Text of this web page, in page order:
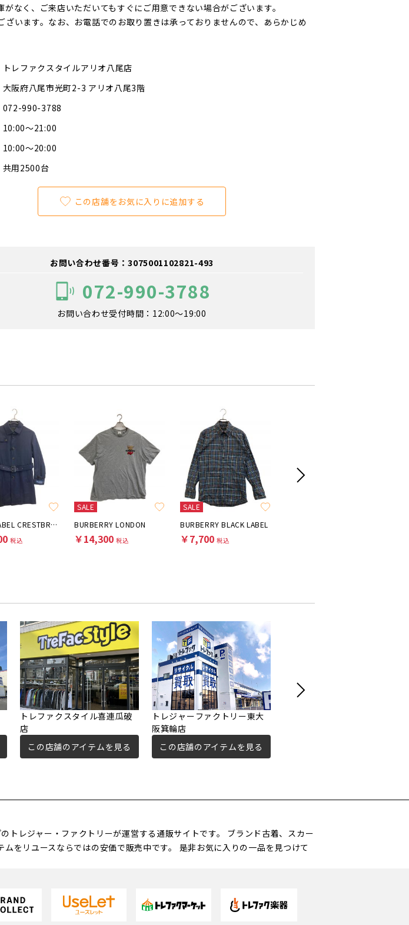
なく、ご来店いただいてもすぐにご用意できない場合がございます。
います。なお、お電話でのお取り置きは承っておりませんので、あらかじめ
トレファクスタイルアリオ八尾店
大阪府八尾市光町2-3 アリオ八尾3階
072-990-3788
10:00～21:00
10:00～20:00
共用2500台
この店舗をお気に入りに追加する
お問い合わせ番号：3075001102821-493
072-990-3788
お問い合わせ受付時間：12:00～19:00
BLACK LABEL CRESTBRIDGE
税込
SALE
BURBERRY LONDON
￥14,300 税込
SALE
BURBERRY BLACK LABEL
￥7,700 税込
トレファクスタイル喜連瓜破
店
この店舗のアイテムを見る
トレジャーファクトリー東大
阪箕輪店
この店舗のアイテムを見る
トレジャー・ファクトリーが運営する通販サイトです。 ブランド古着、スカー
をリユースならではの安価で販売中です。 是非お気に入りの一品を見つけて